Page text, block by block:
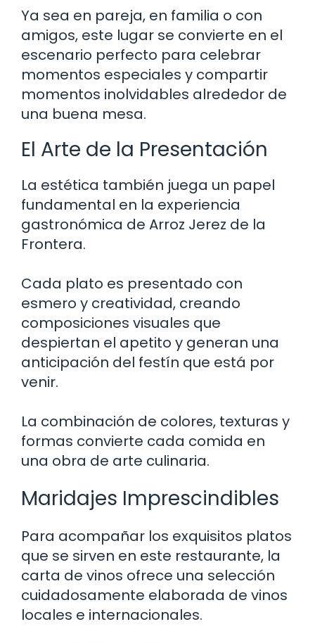
Ya sea en pareja, en familia o con
amigos, este lugar se convierte en el
escenario perfecto para celebrar
momentos especiales y compartir
momentos inolvidables alrededor de
una buena mesa.
El Arte de la Presentación
La estética también juega un papel
fundamental en la experiencia
gastronómica de Arroz Jerez de la
Frontera.
Cada plato es presentado con
esmero y creatividad, creando
composiciones visuales que
despiertan el apetito y generan una
anticipación del festín que está por
venir.
La combinación de colores, texturas y
formas convierte cada comida en
una obra de arte culinaria.
Maridajes Imprescindibles
Para acompañar los exquisitos platos
que se sirven en este restaurante, la
carta de vinos ofrece una selección
cuidadosamente elaborada de vinos
locales e internacionales.